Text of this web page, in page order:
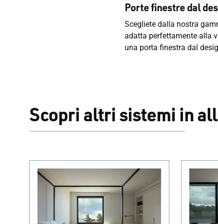
Porte finestre dal
Scegliete dalla nostra
adatta perfettamente alla
una porta finestra dal
Scopri altri sistemi in